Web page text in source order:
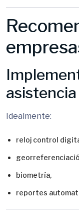
Idealmente:
reloj control
biometría,
reportes